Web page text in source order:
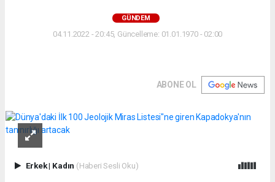
GÜNDEM
04.11.2022 - 20:45, Güncelleme: 01.01.1970 - 02:00
ABONE OL
Erkek| Kadın (Haberi Sesli Oku)